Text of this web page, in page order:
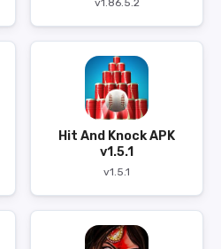
Hit And Knock APK
v1.5.1
v1.5.1